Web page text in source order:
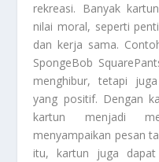
rekreasi. Banyak
nilai moral, seperti
dan kerja sama.
SpongeBob
menghibur, tetapi
yang positif. Dengan
kartun menjadi
menyampaikan pesan
itu, kartun juga dapat